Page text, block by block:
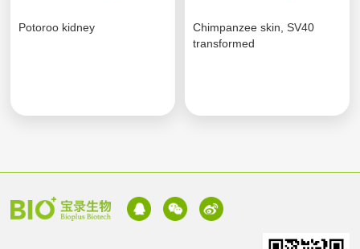
Potoroo kidney
Chimpanzee skin, SV40
transformed